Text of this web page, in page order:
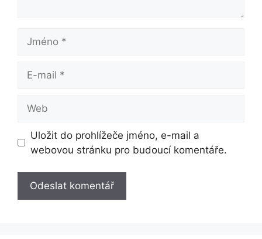
Jméno
mail
Uložit do prohlížeče jméno, e-mail a
webovou stránku pro budoucí komentáře.